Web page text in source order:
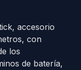
accesorio
con
los
de batería,